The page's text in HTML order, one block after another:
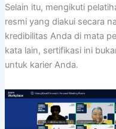
Selain itu, mengikuti
resmi yang diakui secara
kredibilitas Anda di mata
kata lain, sertifikasi ini
untuk karier Anda.